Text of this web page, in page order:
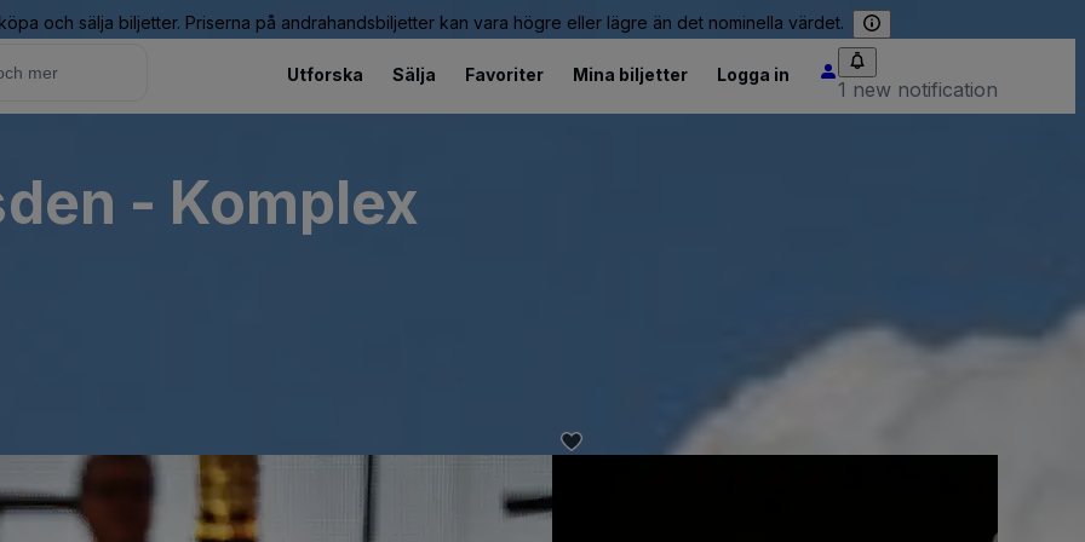
och sälja biljetter. Priserna på andrahandsbiljetter kan vara högre eller lägre än det nominella värdet.
Utforska Sälja Favoriter Mina biljetter Logga in
1 new notification
- Komplex